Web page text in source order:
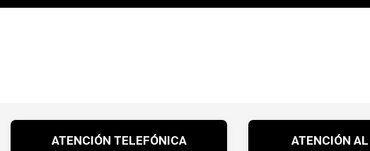
ATENCIÓN TELEFÓNICA
ATENCIÓN